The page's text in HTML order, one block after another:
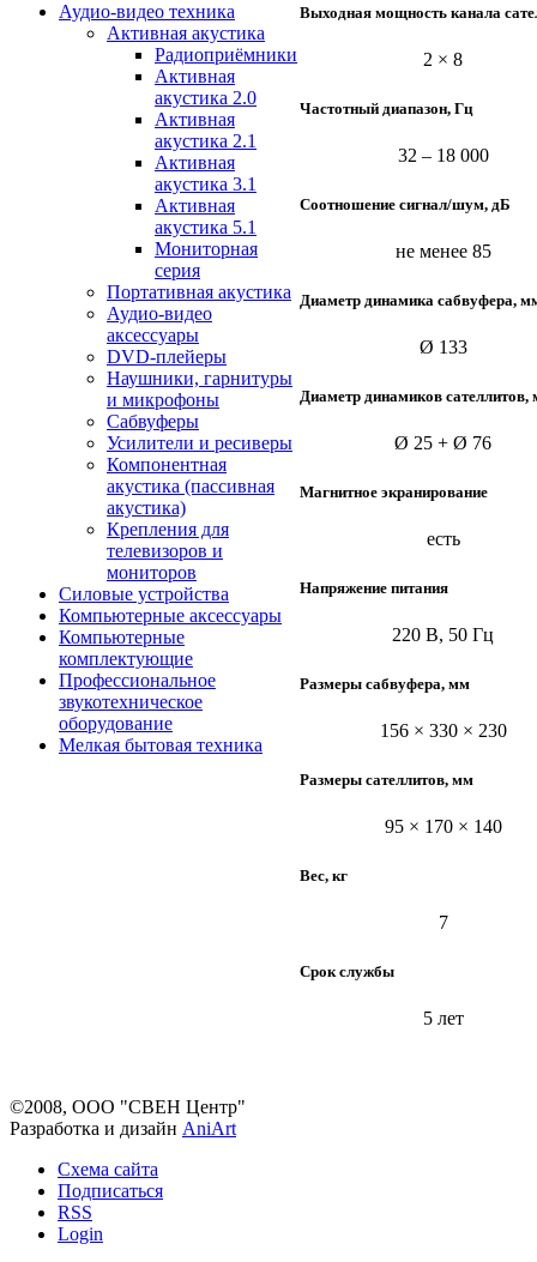
Аудио-видео техника
Активная акустика
Радиоприёмники
Активная
акустика 2.0
Активная
акустика 2.1
Активная
акустика 3.1
Активная
акустика 5.1
Мониторная
серия
Портативная акустика
Аудио-видео
аксессуары
DVD-плейеры
Наушники, гарнитуры
и микрофоны
Сабвуферы
Усилители и ресиверы
Компонентная
акустика (пассивная
акустика)
Крепления для
телевизоров и
мониторов
Силовые устройства
Компьютерные аксессуары
Компьютерные
комплектующие
Профессиональное
звукотехническое
оборудование
Мелкая бытовая техника
Выходная мощность канала
2 × 8
Частотный диапазон, Гц
32 – 18 000
Соотношение сигнал/шум, дБ
не менее 85
Диаметр динамика сабвуфера,
Ø 133
Диаметр динамиков сателлитов,
Ø 25 + Ø 76
Магнитное экранирование
есть
Напряжение питания
220 В, 50 Гц
Размеры сабвуфера, мм
156 × 330 × 230
Размеры сателлитов, мм
95 × 170 × 140
Вес, кг
7
Срок службы
5 лет
©2008, ООО "СВЕН Центр"
Разработка и дизайн AniArt
Схема сайта
Подписаться
RSS
Login